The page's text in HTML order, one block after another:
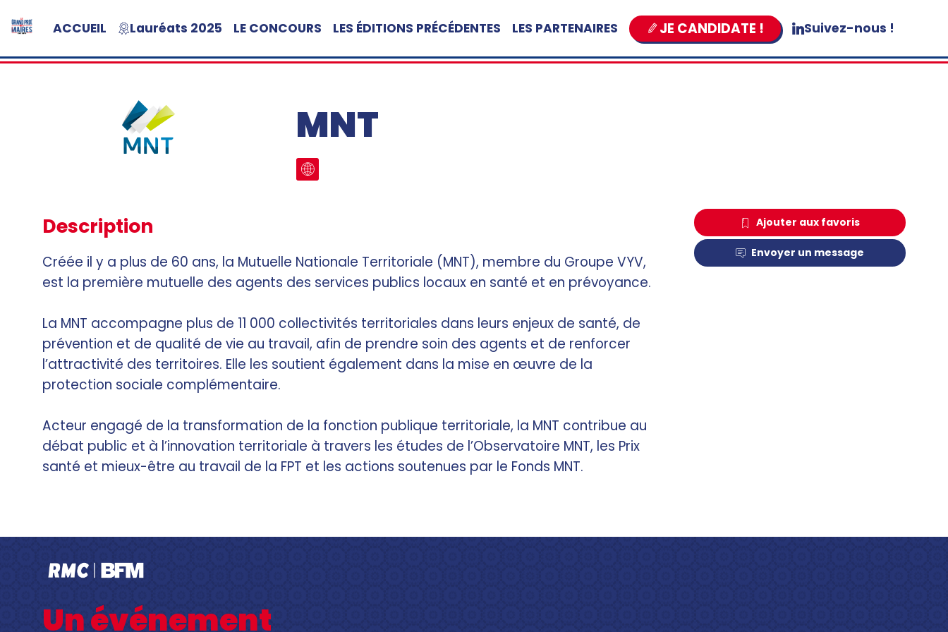
ACCUEIL Lauréats 2025 LE CONCOURS LES ÉDITIONS PRÉCÉDENTES LES PARTENAIRES JE CANDIDATE ! Suivez-nous !
MNT
Ajouter aux favoris
Envoyer un message
Description
Créée il y a plus de 60 ans, la Mutuelle Nationale Territoriale (MNT), membre du Groupe VYV,
est la première mutuelle des agents des services publics locaux en santé et en prévoyance.
La MNT accompagne plus de 11 000 collectivités territoriales dans leurs enjeux de santé, de
prévention et de qualité de vie au travail, afin de prendre soin des agents et de renforcer
l’attractivité des territoires. Elle les soutient également dans la mise en œuvre de la
protection sociale complémentaire.
Acteur engagé de la transformation de la fonction publique territoriale, la MNT contribue au
débat public et à l’innovation territoriale à travers les études de l’Observatoire MNT, les Prix
santé et mieux-être au travail de la FPT et les actions soutenues par le Fonds MNT.
Un événement